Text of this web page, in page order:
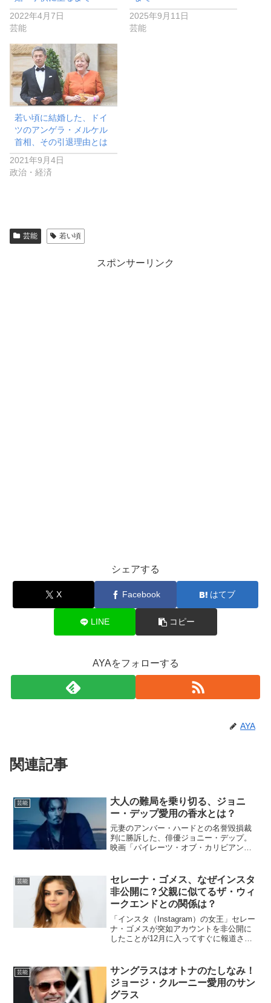
2022年4月7日
芸能
2025年9月11日
芸能
若い頃に結婚した、ドイ
ツのアンゲラ・メルケル
首相、その引退理由とは
2021年9月4日
政治・経済
芸能 若い頃
スポンサーリンク
シェアする
X Facebook はてブ
LINE コピー
AYAをフォローする
AYA
関連記事
芸能
大人の難局を乗り切る、ジョニ
ー・デップ愛用の香水とは？
元妻のアンバー・ハードとの名誉毀損裁
判に勝訴した、俳優ジョニー・デップ。
映画「パイレーツ・オブ・カリビアン」
い状況に立たされていました。人生の
様々な局面を共にする物には、...
芸能
セレーナ・ゴメス、なぜインスタ
非公開に？父親に似てるザ・ウィ
ークエンドとの関係は？
「インスタ（Instagram）の女王」セレー
ナ・ゴメスが突如アカウントを非公開に
したことが12月に入ってすぐに報道され
ている人物」の座に君臨しているアメリ
カ人歌...
芸能
サングラスはオトナのたしなみ！
ジョージ・クルーニー愛用のサン
グラス